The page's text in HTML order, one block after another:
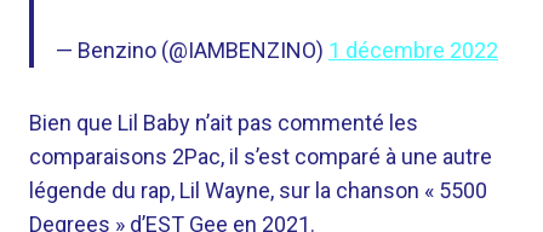
— Benzino (@IAMBENZINO) 1 décembre 2022
Bien que Lil Baby n’ait pas commenté les
comparaisons 2Pac, il s’est comparé à une autre
légende du rap, Lil Wayne, sur la chanson « 5500
Degrees » d’EST Gee en 2021.